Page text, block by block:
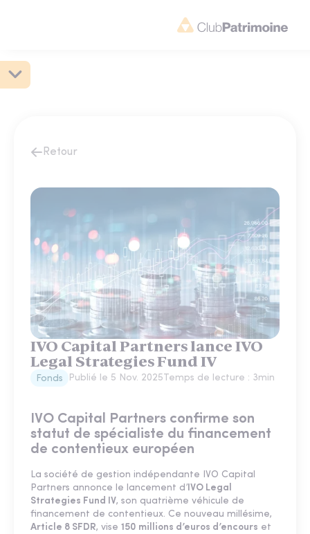
Retour
IVO Capital Partners lance IVO
Legal Strategies Fund IV
Fonds Publié le 5 Nov. 2025 Temps de lecture : 3min
IVO Capital Partners confirme son
statut de spécialiste du financement
de contentieux européen
La société de gestion indépendante IVO Capital
Partners annonce le lancement d’IVO Legal
Strategies Fund IV, son quatrième véhicule de
financement de contentieux. Ce nouveau millésime,
Article 8 SFDR, vise 150 millions d’euros d’encours et